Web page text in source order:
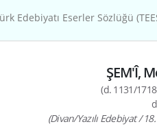
Edebiyatı Eserler Sözlüğü
ŞEM'Î,
(d. 1131/
(Divan/Yazılı Edebiyat /